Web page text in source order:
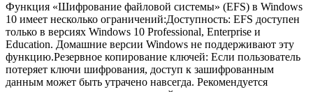
Функция «Шифрование файловой системы» (EFS) в Windows
10 имеет несколько ограничений:Доступность: EFS доступен
только в версиях Windows 10 Professional, Enterprise и
Education. Домашние версии Windows не поддерживают эту
функцию.Резервное копирование ключей: Если пользователь
потеряет ключи шифрования, доступ к зашифрованным
данным может быть утрачено навсегда. Рекомендуется